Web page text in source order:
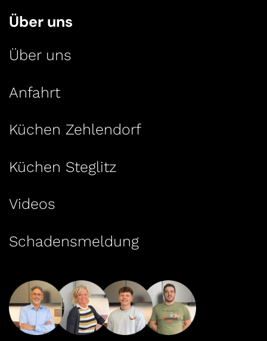
Über uns
Über uns
Anfahrt
Küchen Zehlendorf
Küchen Steglitz
Videos
Schadensmeldung